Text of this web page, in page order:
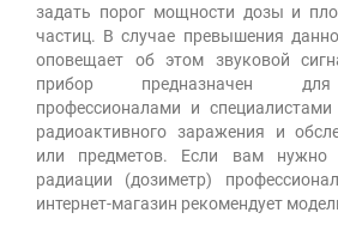
задать порог мощности дозы и
частиц. В случае превышения
оповещает об этом звуковой
прибор предназначен для
профессионалами и
радиоактивного заражения и
или предметов. Если вам нужно
радиации (дозиметр)
интернет-магазин рекомендует